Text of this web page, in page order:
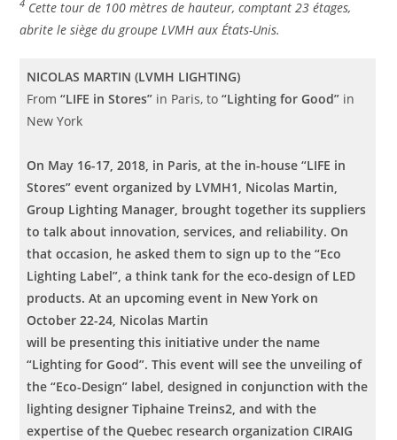
4 Cette tour de 100 mètres de hauteur, comptant 23 étages,
abrite le siège du groupe LVMH aux États-Unis.
NICOLAS MARTIN (LVMH LIGHTING)
From“LIFE in Stores” in Paris, to“Lighting for Good” in
New York
On May 16-17, 2018, in Paris, at the in-house “LIFE in
Stores” event organized by LVMH1, Nicolas Martin,
Group Lighting Manager, brought together its suppliers
to talk about innovation, services, and reliability. On
that occasion, he asked them to sign up to the “Eco
Lighting Label”, a think tank for the eco-design of LED
products. At an upcoming event in New York on
October 22-24, Nicolas Martin
will be presenting this initiative under the name
“Lighting for Good”. This event will see the unveiling of
the “Eco-Design” label, designed in conjunction with the
lighting designer Tiphaine Treins2, and with the
expertise of the Quebec research organization CIRAIG